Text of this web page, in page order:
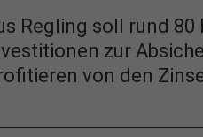
Regling soll rund
zur
von den